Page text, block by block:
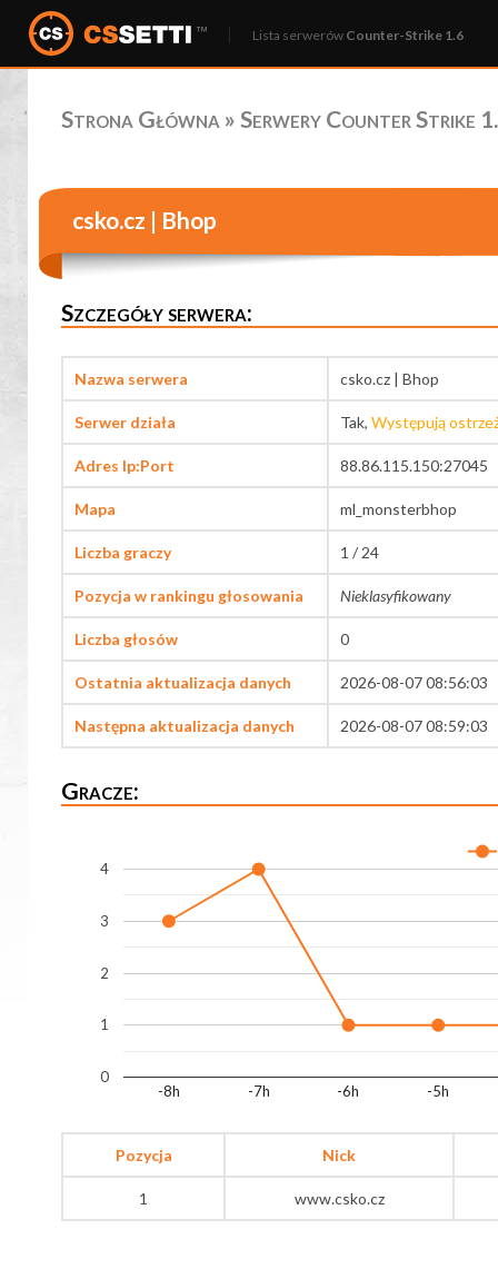
Lista serwerów Counter-Strike 1.6
Strona Główna » Serwery Counter Strike
csko.cz | Bhop
Szczegóły serwera:
Nazwa serwera csko.cz | Bhop
Serwer działa Tak, Występują
Adres Ip:Port 88.86.115.150:27045
Mapa ml_monsterbhop
Liczba graczy 1 / 24
Pozycja w rankingu głosowania Nieklasyfikowany
Liczba głosów 0
Ostatnia aktualizacja danych 2026-08-07 08:56:03
Następna aktualizacja danych 2026-08-07 08:59:03
Gracze:
-8h -7h -6h -5h
0
1
2
3
4
Pozycja Nick
1 www.csko.cz